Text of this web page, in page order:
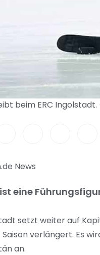
beim ERC
News
eine
setzt weiter auf
verlängert. Es
an.